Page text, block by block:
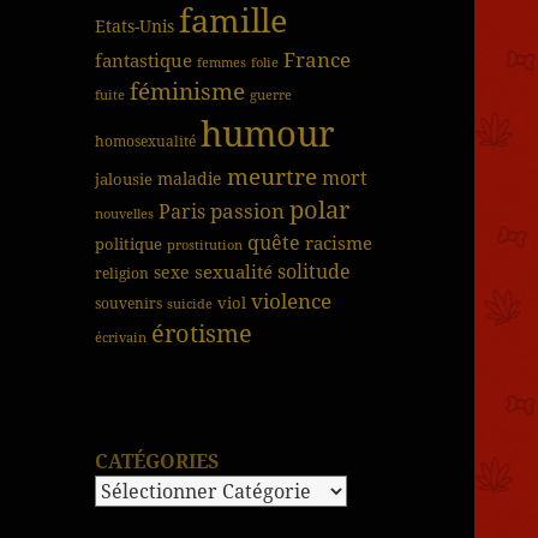
Etats-Unis famille
fantastique femmes folie France
fuite féminisme guerre
homosexualité humour
jalousie maladie meurtremort
nouvelles Parispassionpolar
politique prostitution quête racisme
religion sexe sexualité solitude
souvenirs suicide viol violence
écrivain érotisme
CATÉGORIES